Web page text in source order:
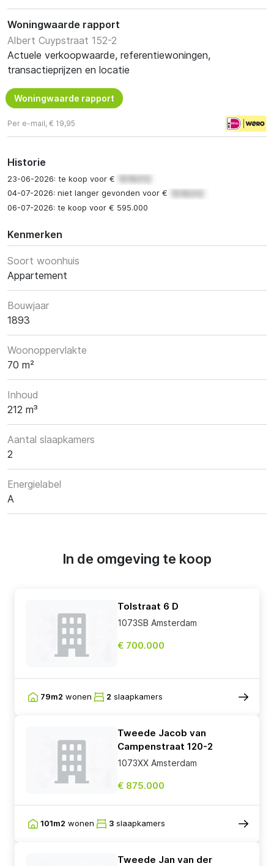
Woningwaarde rapport
Albert Cuypstraat 152-2
Actuele verkoopwaarde, referentiewoningen,
transactieprijzen en locatie
Woningwaarde rapport
Per e-mail, € 19,95
Historie
23-06-2026: te koop voor €
04-07-2026: niet langer gevonden voor €
06-07-2026: te koop voor € 595.000
Kenmerken
Soort woonhuis
Appartement
Bouwjaar
1893
Woonoppervlakte
70 m²
Inhoud
212 m³
Aantal slaapkamers
2
Energielabel
A
In de omgeving te koop
Tolstraat 6 D
1073SB Amsterdam
€ 700.000
79m2 wonen 2 slaapkamers
Tweede Jacob van
Campenstraat 120-2
1073XX Amsterdam
€ 875.000
101m2 wonen 3 slaapkamers
Tweede Jan van der